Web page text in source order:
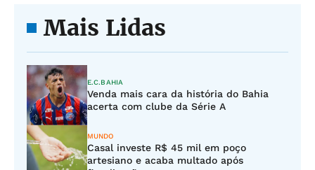
Mais Lidas
E.C.BAHIA
Venda mais cara da história do Bahia
acerta com clube da Série A
MUNDO
Casal investe R$ 45 mil em poço
artesiano e acaba multado após